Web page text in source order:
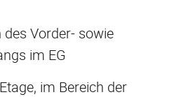
des Vorder- sowie
im EG
im Bereich der